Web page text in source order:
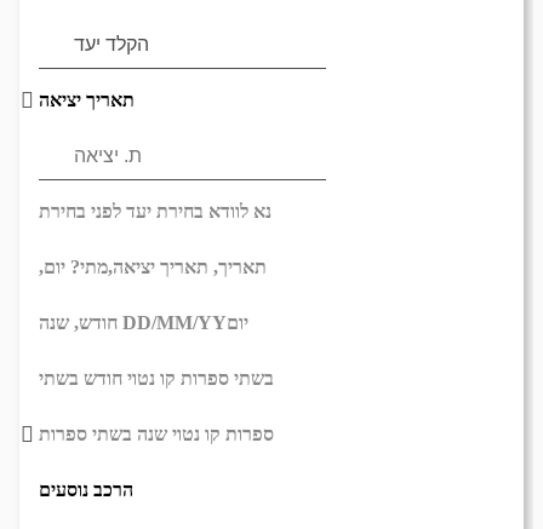
תאריך יציאה
נא לוודא בחירת יעד לפני בחירת
תאריך, תאריך יציאה,מתי? יום,
DD/MM/YYיום
בשתי ספרות קו נטוי חודש בשתי
ספרות קו נטוי שנה בשתי ספרות
הרכב נוסעים